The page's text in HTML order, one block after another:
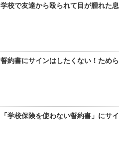
学校で友達から殴られて目が腫れた
誓約書にサインはしたくない！ため
「学校保険を使わない誓約書」に